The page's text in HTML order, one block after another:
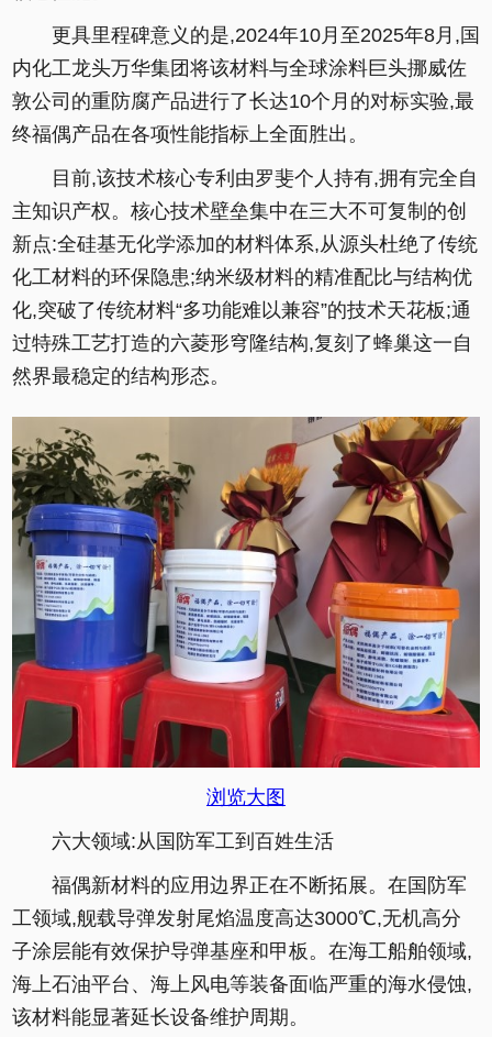
更具里程碑意义的是,2024年10月至2025年8月,国
内化工龙头万华集团将该材料与全球涂料巨头挪威佐
敦公司的重防腐产品进行了长达10个月的对标实验,最
终福偶产品在各项性能指标上全面胜出。
目前,该技术核心专利由罗斐个人持有,拥有完全自
主知识产权。核心技术壁垒集中在三大不可复制的创
新点:全硅基无化学添加的材料体系,从源头杜绝了传统
化工材料的环保隐患;纳米级材料的精准配比与结构优
化,突破了传统材料“多功能难以兼容”的技术天花板;通
过特殊工艺打造的六菱形穹隆结构,复刻了蜂巢这一自
然界最稳定的结构形态。
浏览大图
六大领域:从国防军工到百姓生活
福偶新材料的应用边界正在不断拓展。在国防军
工领域,舰载导弹发射尾焰温度高达3000℃,无机高分
子涂层能有效保护导弹基座和甲板。在海工船舶领域,
海上石油平台、海上风电等装备面临严重的海水侵蚀,
该材料能显著延长设备维护周期。